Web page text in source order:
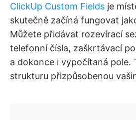
ClickUp Custom Fields je
skutečně začíná fungovat
Můžete přidávat rozevírací
telefonní čísla, zaškrtávací
a dokonce i vypočítaná pole.
strukturu přizpůsobenou